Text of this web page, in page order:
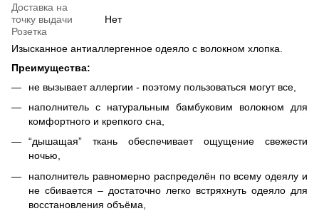
Доставка на
точку выдачи
Розетка
Нет
Изысканное антиаллергенное одеяло с волокном хлопка.
Преимущества:
не вызывает аллергии - поэтому пользоваться могут все,
наполнитель с натуральным бамбуковим волокном для
комфортного и крепкого сна,
“дышащая” ткань обеспечивает ощущение свежести
ночью,
наполнитель равномерно распределён по всему одеялу и
не сбивается – достаточно легко встряхнуть одеяло для
восстановления объёма,